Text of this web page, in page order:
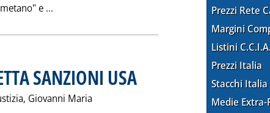
e ... Leggi tutta la notizia: 'LE IMPOSTE
SANZIONI USA . Pubblicata sabato 08 agosto 1998 alle 0.0.
Giovanni Maria
Prezzi Rete
Margini
Listini
Prezzi Italia
Stacchi Italia
Medie Extra-